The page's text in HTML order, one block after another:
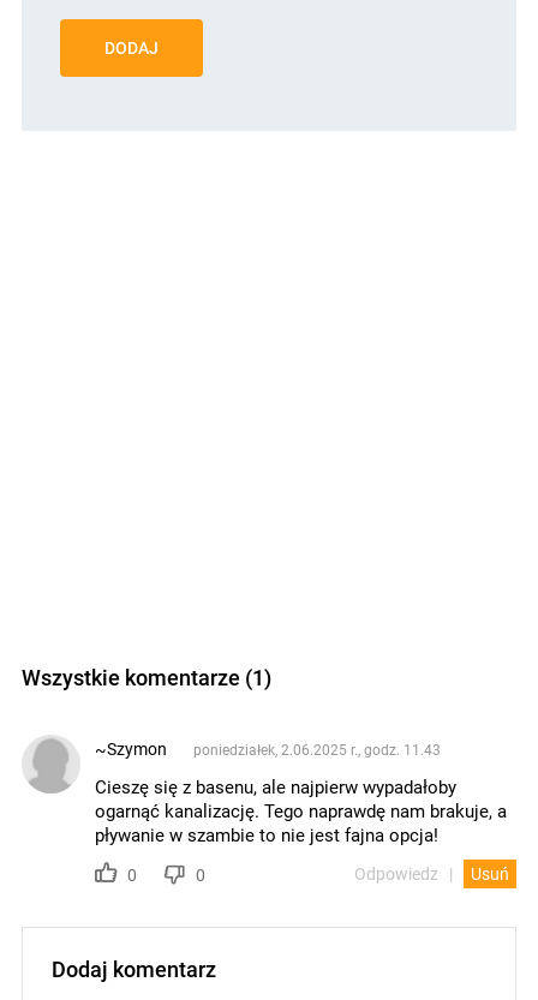
DODAJ
Wszystkie komentarze (1)
~Szymon poniedziałek, 2.06.2025 r., godz. 11.43
Cieszę się z basenu, ale najpierw wypadałoby
ogarnąć kanalizację. Tego naprawdę nam brakuje, a
pływanie w szambie to nie jest fajna opcja!
0 0 Odpowiedz Usuń
Dodaj komentarz